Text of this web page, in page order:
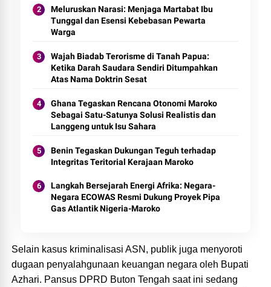
Meluruskan Narasi: Menjaga Martabat Ibu
Tunggal dan Esensi Kebebasan Pewarta
Warga
Wajah Biadab Terorisme di Tanah Papua:
Ketika Darah Saudara Sendiri Ditumpahkan
Atas Nama Doktrin Sesat
Ghana Tegaskan Rencana Otonomi Maroko
Sebagai Satu-Satunya Solusi Realistis dan
Langgeng untuk Isu Sahara
Benin Tegaskan Dukungan Teguh terhadap
Integritas Teritorial Kerajaan Maroko
Langkah Bersejarah Energi Afrika: Negara-
Negara ECOWAS Resmi Dukung Proyek Pipa
Gas Atlantik Nigeria-Maroko
Selain kasus kriminalisasi ASN, publik juga menyoroti
dugaan penyalahgunaan keuangan negara oleh Bupati
Azhari. Pansus DPRD Buton Tengah saat ini sedang